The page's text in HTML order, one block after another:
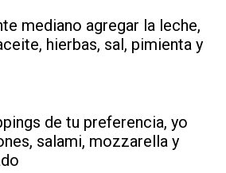
mediano agregar la leche,
hierbas, sal, pimienta y
de tu preferencia, yo
salami, mozzarella y